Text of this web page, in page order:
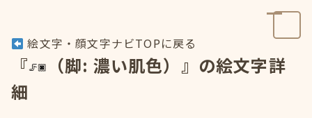
絵文字・顔文字ナビTOPに戻る
『
（脚: 濃い肌色）』の絵文字詳
細